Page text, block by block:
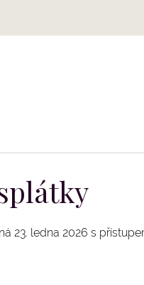
23. ledna 2026 s